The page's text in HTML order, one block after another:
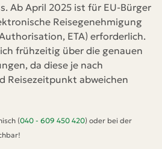
Ab April 2025 ist für EU-Bürger
Reisegenehmigung
ETA) erforderlich.
frühzeitig über die genauen
da diese je nach
Reisezeitpunkt abweichen
(040 - 609 450 420) oder bei der